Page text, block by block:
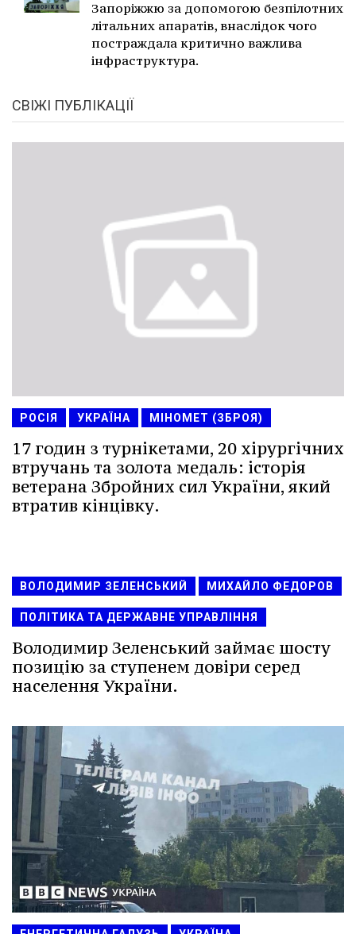
Запоріжжю за допомогою безпілотних
літальних апаратів, внаслідок чого
постраждала критично важлива
інфраструктура.
СВІЖІ ПУБЛІКАЦІЇ
РОСІЯ УКРАЇНА МІНОМЕТ (ЗБРОЯ)
17 годин з турнікетами, 20 хірургічних
втручань та золота медаль: історія
ветерана Збройних сил України, який
втратив кінцівку.
ВОЛОДИМИР ЗЕЛЕНСЬКИЙ МИХАЙЛО ФЕДОРОВ
ПОЛІТИКА ТА ДЕРЖАВНЕ УПРАВЛІННЯ
Володимир Зеленський займає шосту
позицію за ступенем довіри серед
населення України.